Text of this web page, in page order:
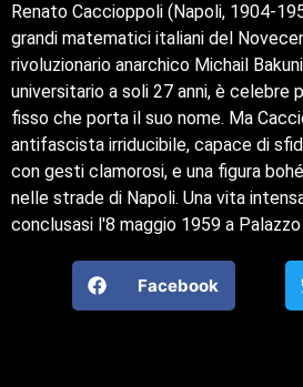
Renato Caccioppoli (Napoli, 1904-
grandi matematici italiani del
rivoluzionario anarchico Michail
universitario a soli 27 anni, è celebre
fisso che porta il suo nome. Ma
antifascista irriducibile, capace di
con gesti clamorosi, e una figura
nelle strade di Napoli. Una vita
conclusasi l'8 maggio 1959 a Palazzo
Facebook